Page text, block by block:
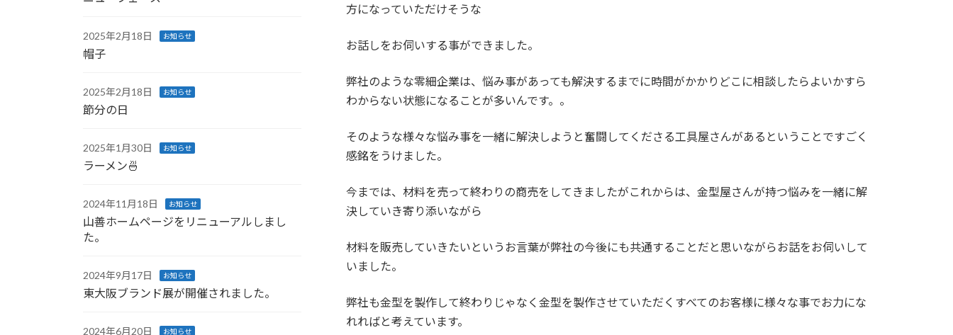
方になっていただけそうな
お話しをお伺いする事ができました。
弊社のような零細企業は、悩み事があっても解決するまでに時間がかかりどこに相談したらよいかすら
わからない状態になることが多いんです。。
そのような様々な悩み事を一緒に解決しようと奮闘してくださる工具屋さんがあるということですごく
感銘をうけました。
今までは、材料を売って終わりの商売をしてきましたがこれからは、金型屋さんが持つ悩みを一緒に解
決していき寄り添いながら
材料を販売していきたいというお言葉が弊社の今後にも共通することだと思いながらお話をお伺いして
いました。
弊社も金型を製作して終わりじゃなく金型を製作させていただくすべてのお客様に様々な事でお力にな
れればと考えています。
2025年2月18日 お知らせ
帽子
2025年2月18日 お知らせ
節分の日
2025年1月30日 お知らせ
ラーメン🍜
2024年11月18日 お知らせ
山善ホームページをリニューアルしまし
た。
2024年9月17日 お知らせ
東大阪ブランド展が開催されました。
2024年6月20日 お知らせ